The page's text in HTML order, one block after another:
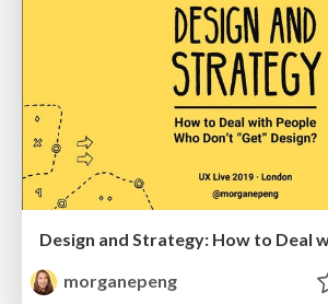
morganepeng